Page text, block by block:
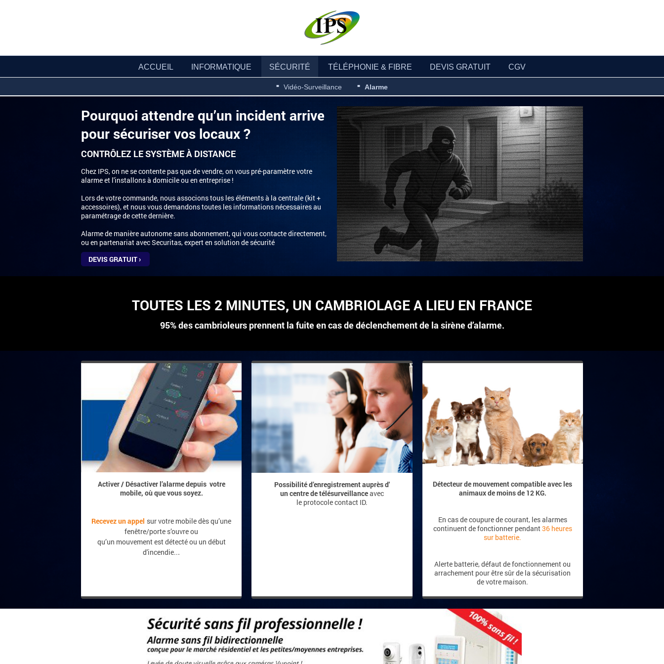
ACCUEIL INFORMATIQUE SÉCURITÉ TÉLÉPHONIE & FIBRE DEVIS GRATUIT CGV
Vidéo-Surveillance Alarme
Pourquoi attendre qu’un incident arrive
pour sécuriser vos locaux ?
CONTRÔLEZ LE SYSTÈME À DISTANCE
Chez IPS, on ne se contente pas que de vendre, on vous pré-paramètre votre
alarme et l'installons à domicile ou en entreprise !
Lors de votre commande, nous associons tous les éléments à la centrale (kit +
accessoires), et nous vous demandons toutes les informations nécessaires au
paramétrage de cette dernière.
Alarme de manière autonome sans abonnement, qui vous contacte directement,
ou en partenariat avec Securitas, expert en solution de sécurité
DEVIS GRATUIT
TOUTES LES 2 MINUTES, UN CAMBRIOLAGE A LIEU EN FRANCE
95% des cambrioleurs prennent la fuite en cas de déclenchement de la sirène d’alarme.
Activer / Désactiver l’alarme depuis votre
mobile, où que vous soyez.
Recevez un appel sur votre mobile dès qu’une
fenêtre/porte s’ouvre ou
qu’un mouvement est détecté ou un début
d'incendie...
Possibilité d’enregistrement auprès d'
un centre de télésurveillanceavec
le protocole contact ID.
Détecteur de mouvement compatible avec les
animauxde moins de 12 KG.
En cas de coupure de courant, les alarmes
continuent de fonctionner pendant36 heures
sur batterie.
Alerte batterie, défaut de fonctionnement ou
arrachement pour être sûr de la sécurisation
de votre maison.